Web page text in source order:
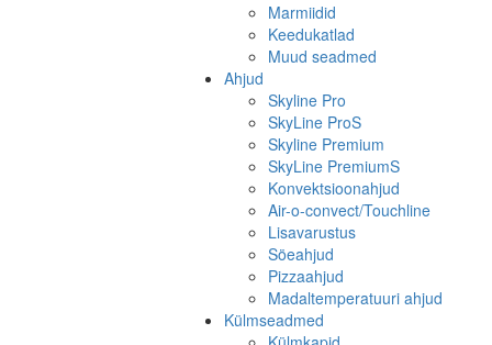
Marmiidid
Keedukatlad
Muud seadmed
Ahjud
Skyline Pro
SkyLine ProS
Skyline Premium
SkyLine PremiumS
Konvektsioonahjud
Air-o-convect/Touchline
Lisavarustus
Söeahjud
Pizzaahjud
Madaltemperatuuri ahjud
Külmseadmed